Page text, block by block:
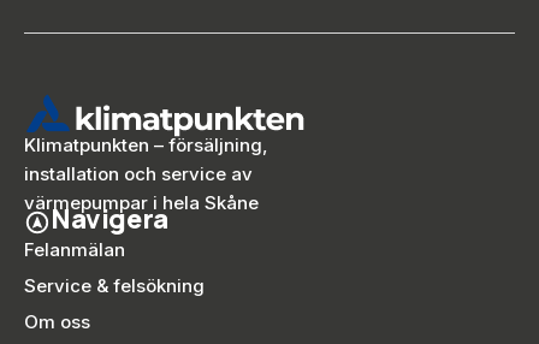
Klimatpunkten – försäljning,
installation och service av
värmepumpar i hela Skåne
Navigera
Felanmälan
Service & felsökning
Om oss